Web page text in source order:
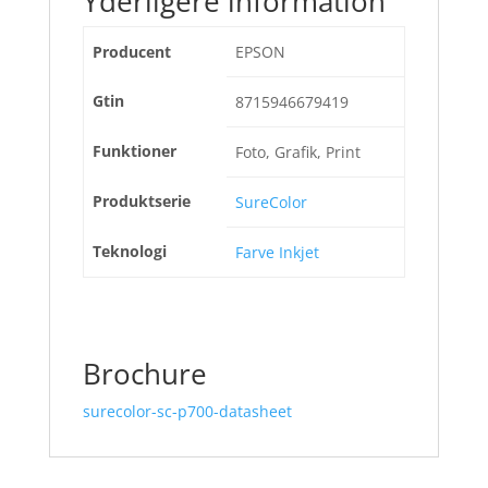
Producent EPSON
Gtin 8715946679419
Funktioner Foto, Grafik, Print
Produktserie SureColor
Teknologi Farve Inkjet
Brochure
surecolor-sc-p700-datasheet